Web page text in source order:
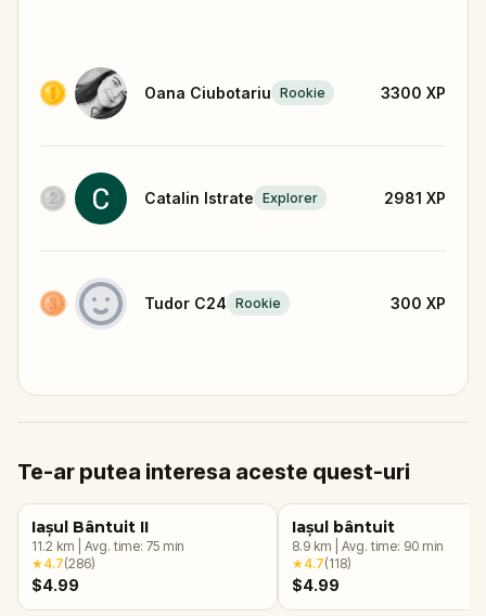
Oana Ciubotariu Rookie 3300 XP
Catalin Istrate Explorer 2981 XP
Tudor C24 Rookie 300 XP
Te-ar putea interesa aceste quest-uri
Iașul Bântuit II
11.2 km Avg. time: 75 min
★4.7(286)
$4.99
Iașul bântuit
8.9 km Avg. time: 90 min
★4.7(118)
$4.99